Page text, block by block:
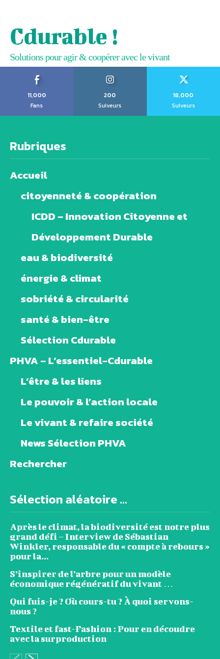
Cdurable !
Solutions pour agir & coopérer avec le vivant
11,000
Fans
200
Suiveurs
18,000
Suiveurs
Rubriques
Accueil
citoyenneté & coopération
ICDD – Innovation Citoyenne et
Développement Durable
eau & biodiversité
énergie & climat
sobriété & circularité
santé & bien-être
Sélection Cdurable
PHVA – L’essentiel-Cdurable
L’être & les liens
Le pouvoir & l’action locale
Le vivant & refaire société
News Sélection PHVA
Rechercher
Sélection aléatoire ...
Après le climat, la biodiversité est notre plus
grand défi – Interview de Sébastian
Winkler, responsable du « compte à rebours »
pour la...
S’inspirer de l’arbre pour un modèle
économique régénératif du vivant …
Qui fuis-je ? Où cours-tu ? À quoi servons-
nous ?
Textile et fast-Fashion : Pour en découdre
avec la surproduction